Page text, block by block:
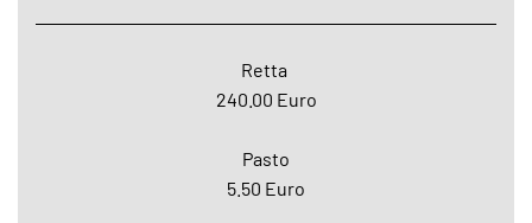
Retta
240.00 Euro
Pasto
5.50 Euro